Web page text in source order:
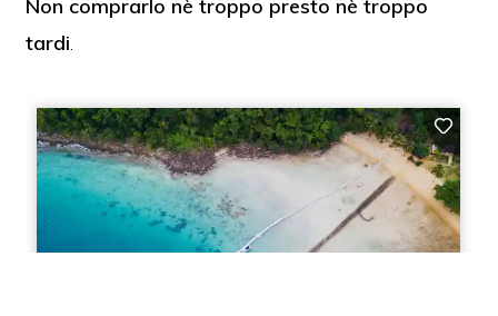
Non comprarlo nè troppo presto nè troppo
tardi.